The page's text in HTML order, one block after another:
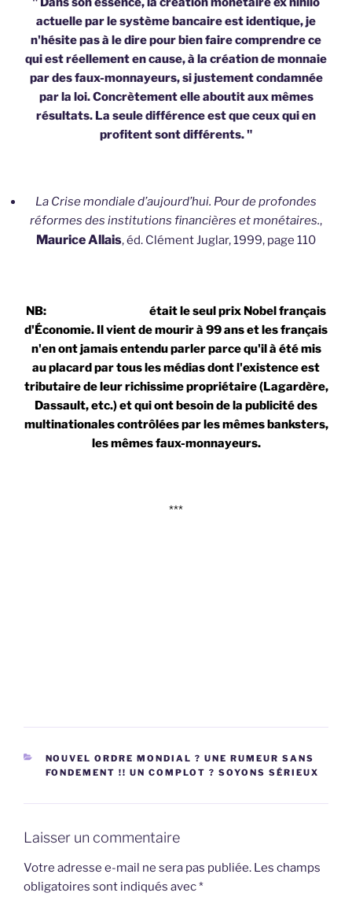
actuelle par le système bancaire est identique, je
n'hésite pas à le dire pour bien faire comprendre ce
qui est réellement en cause, à la création de monnaie
par des faux-monnayeurs, si justement condamnée
par la loi. Concrètement elle aboutit aux mêmes
résultats. La seule différence est que ceux qui en
profitent sont différents. "
La Crise mondiale d’aujourd’hui. Pour de profondes
réformes des institutions financières et monétaires.,
Maurice Allais, éd. Clément Juglar, 1999, page 110
NB:
était le seul prix Nobel français
d'Économie. Il vient de mourir à 99 ans et les français
n'en ont jamais entendu parler parce qu'il à été mis
au placard par tous les médias dont l'existence est
tributaire de leur richissime propriétaire (Lagardère,
Dassault, etc.) et qui ont besoin de la publicité des
multinationales contrôlées par les mêmes banksters,
les mêmes faux-monnayeurs.
***
CATÉGORIES
NOUVEL ORDRE MONDIAL ? UNE RUMEUR SANS
FONDEMENT !! UN COMPLOT ? SOYONS SÉRIEUX
Laisser un commentaire
Votre adresse e-mail ne sera pas publiée. Les champs
obligatoires sont indiqués avec*